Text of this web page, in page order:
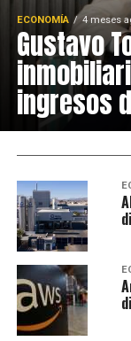
ECONOMÍA 4 meses
Gustavo
ingresos